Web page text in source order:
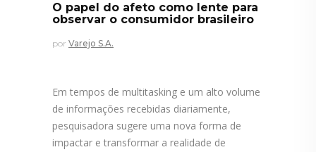
O papel do afeto como lente para
observar o consumidor brasileiro
por Varejo S.A.
Em tempos de multitasking e um alto volume
de informações recebidas diariamente,
pesquisadora sugere uma nova forma de
impactar e transformar a realidade de